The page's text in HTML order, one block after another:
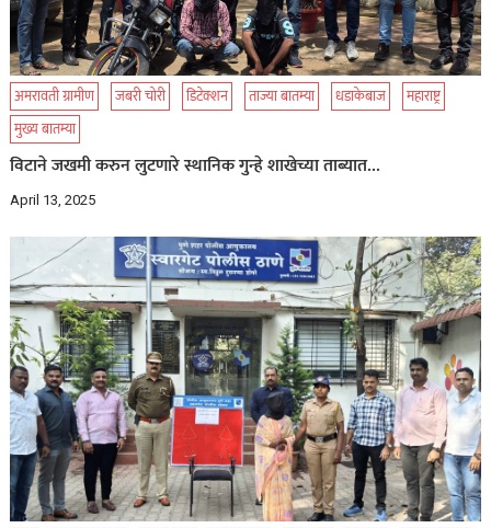
अमरावती ग्रामीण जबरी चोरी डिटेक्शन ताज्या बातम्या धडाकेबाज
महाराष्ट्र
मुख्य बातम्या
विटाने जखमी करुन लुटणारे स्थानिक गुन्हे शाखेच्या ताब्यात…
April 13, 2025